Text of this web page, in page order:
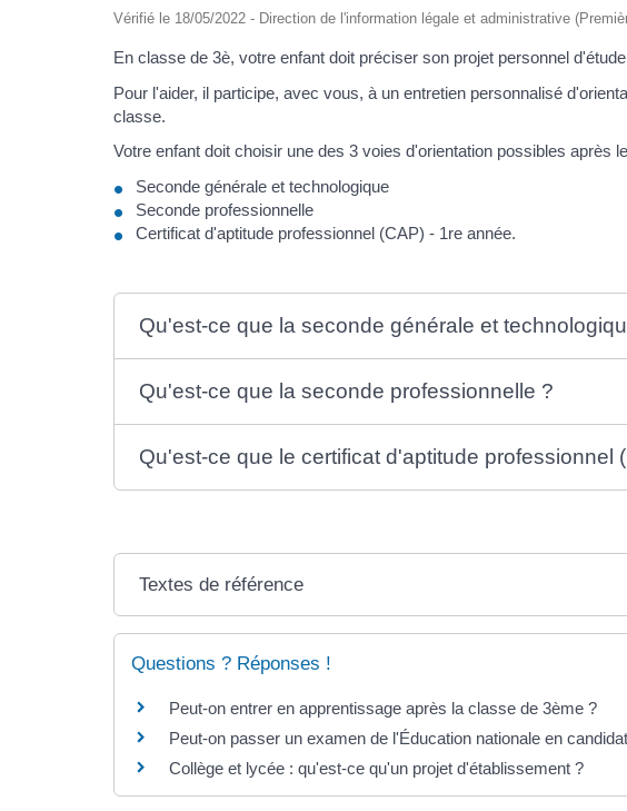
Vérifié le 18/05/2022 - Direction de l'information légale et administrative
En classe de 3è, votre enfant doit préciser son projet personnel
Pour l'aider, il participe, avec vous, à un entretien personnalisé
classe.
Votre enfant doit choisir une des 3 voies d'orientation possibles après
Seconde générale et technologique
Seconde professionnelle
Certificat d'aptitude professionnel (CAP) - 1re année.
Qu'est-ce que la seconde générale et
Qu'est-ce que la seconde professionnelle ?
Qu'est-ce que le certificat d'aptitude professionnel
Textes de référence
Questions ? Réponses !
Peut-on entrer en apprentissage après la classe de 3ème ?
Peut-on passer un examen de l'Éducation nationale en
Collège et lycée : qu'est-ce qu'un projet d'établissement ?